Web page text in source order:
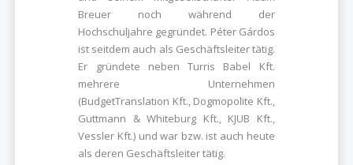
Breuer noch während der
Hochschuljahre gegründet. Péter Gárdos
ist seitdem auch als Geschäftsleiter tätig.
Er gründete neben Turris Babel Kft.
mehrere Unternehmen
(BudgetTranslation Kft., Dogmopolite Kft.,
Guttmann & Whiteburg Kft., KJUB Kft.,
Vessler Kft.) und war bzw. ist auch heute
als deren Geschäftsleiter tätig.